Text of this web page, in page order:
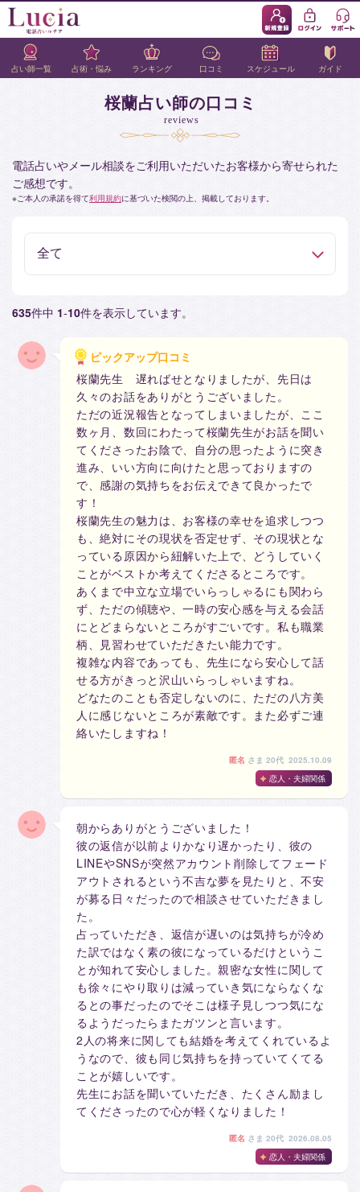
占い師一覧 占術・悩み ランキング 口コミ スケジュール ガイド
桜蘭占い師の口コミ
reviews
電話占いやメール相談をご利用いただいたお客様から寄せられた
ご感想です。
ご本人の承諾を得て利用規約に基づいた検閲の上、掲載しております。
635件中 1-10件を表示しています。
ピックアップ口コミ
桜蘭先生 遅ればせとなりましたが、先日は
久々のお話をありがとうございました。
ただの近況報告となってしまいましたが、ここ
数ヶ月、数回にわたって桜蘭先生がお話を聞い
てくださったお陰で、自分の思ったように突き
進み、いい方向に向けたと思っておりますの
で、感謝の気持ちをお伝えできて良かったで
す！
桜蘭先生の魅力は、お客様の幸せを追求しつつ
も、絶対にその現状を否定せず、その現状とな
っている原因から紐解いた上で、どうしていく
ことがベストか考えてくださるところです。
あくまで中立な立場でいらっしゃるにも関わら
ず、ただの傾聴や、一時の安心感を与える会話
にとどまらないところがすごいです。私も職業
柄、見習わせていただきたい能力です。
複雑な内容であっても、先生になら安心して話
せる方がきっと沢山いらっしゃいますね。
どなたのことも否定しないのに、ただの八方美
人に感じないところが素敵です。また必ずご連
絡いたしますね！
匿名 さま 20代 2025.10.09
恋人・夫婦関係
朝からありがとうございました！
彼の返信が以前よりかなり遅かったり、彼の
LINEやSNSが突然アカウント削除してフェード
アウトされるという不吉な夢を見たりと、不安
が募る日々だったので相談させていただきまし
た。
占っていただき、返信が遅いのは気持ちが冷め
た訳ではなく素の彼になっているだけというこ
とが知れて安心しました。親密な女性に関して
も徐々にやり取りは減っていき気にならなくな
るとの事だったのでそこは様子見しつつ気にな
るようだったらまたガツンと言います。
2人の将来に関しても結婚を考えてくれているよ
うなので、彼も同じ気持ちを持っていてくてる
ことが嬉しいです。
先生にお話を聞いていただき、たくさん励まし
てくださったので心が軽くなりました！
匿名 さま 20代 2026.08.05
恋人・夫婦関係